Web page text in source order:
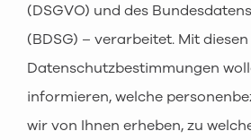
(DSGVO) und des
(BDSG) – verarbeitet. Mit diesen
Datenschutzbestimmungen
informieren, welche
wir von Ihnen erheben, zu